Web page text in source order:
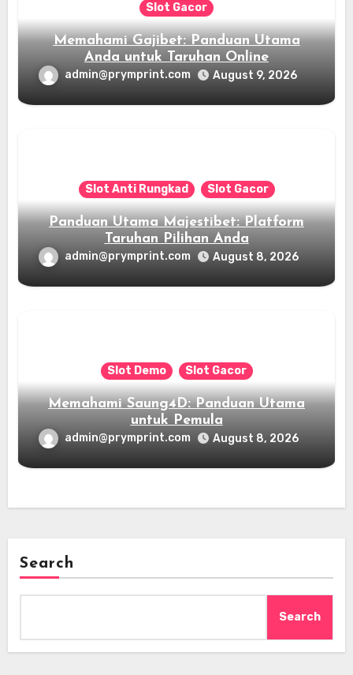
Slot Gacor
Memahami Gajibet: Panduan Utama
Anda untuk Taruhan Online
admin@prymprint.com August 9, 2026
Slot Anti Rungkad Slot Gacor
Panduan Utama Majestibet: Platform
Taruhan Pilihan Anda
admin@prymprint.com August 8, 2026
Slot Demo Slot Gacor
Memahami Saung4D: Panduan Utama
untuk Pemula
admin@prymprint.com August 8, 2026
Search
Search